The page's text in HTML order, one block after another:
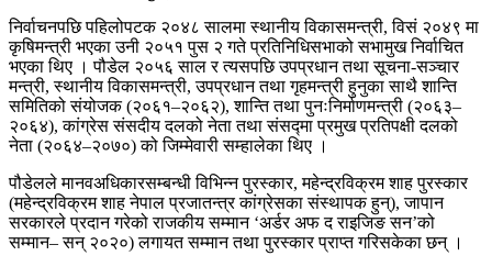
निर्वाचनपछि पहिलोपटक २०४८ सालमा स्थानीय विकासमन्त्री, विसं २०४९ मा
कृषिमन्त्री भएका उनी २०५१ पुस २ गते प्रतिनिधिसभाको सभामुख निर्वाचित
भएका थिए । पौडेल २०५६ साल र त्यसपछि उपप्रधान तथा सूचना-सञ्चार
मन्त्री, स्थानीय विकासमन्त्री, उपप्रधान तथा गृहमन्त्री हुनुका साथै शान्ति
समितिको संयोजक (२०६१–२०६२), शान्ति तथा पुनःनिर्माणमन्त्री (२०६३–
२०६४), कांग्रेस संसदीय दलको नेता तथा संसद्मा प्रमुख प्रतिपक्षी दलको
नेता (२०६४–२०७०) को जिम्मेवारी सम्हालेका थिए ।
पौडेलले मानवअधिकारसम्बन्धी विभिन्न पुरस्कार, महेन्द्रविक्रम शाह पुरस्कार
(महेन्द्रविक्रम शाह नेपाल प्रजातन्त्र कांग्रेसका संस्थापक हुन्), जापान
सरकारले प्रदान गरेको राजकीय सम्मान ‘अर्डर अफ द राइजिङ सन’को
सम्मान– सन् २०२०) लगायत सम्मान तथा पुरस्कार प्राप्त गरिसकेका छन् ।